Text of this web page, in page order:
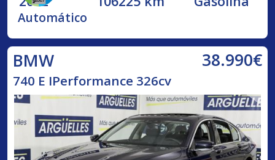
Automático
BMW 38.990€
740 E IPerformance 326cv